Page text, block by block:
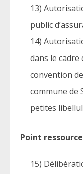
13)
public
14)
dans le cadre
convention
commune de
petites
Point
15)